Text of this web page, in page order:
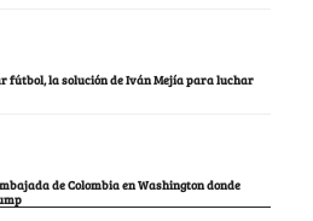
fútbol, la solución de Iván Mejía para luchar
de Colombia en Washington donde